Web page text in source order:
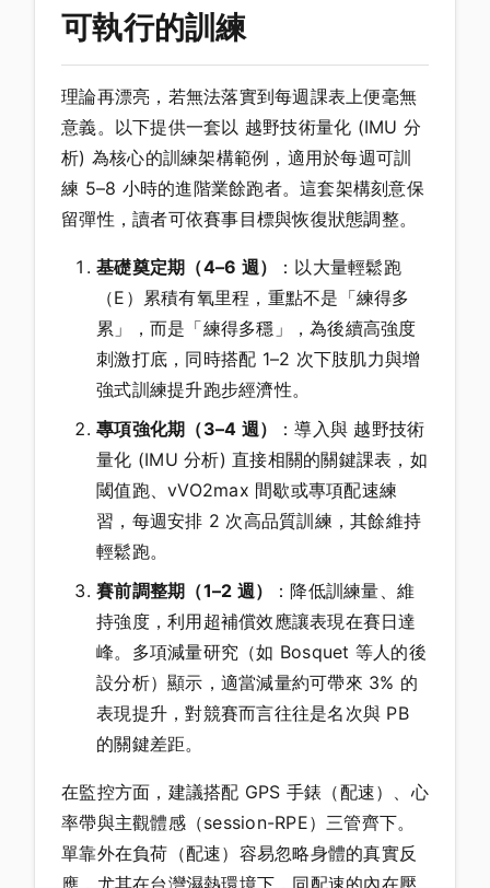
可執行的訓練
理論再漂亮，若無法落實到每週課表上便毫無
意義。以下提供一套以 越野技術量化 (IMU 分
析) 為核心的訓練架構範例，適用於每週可訓
練 5–8 小時的進階業餘跑者。這套架構刻意保
留彈性，讀者可依賽事目標與恢復狀態調整。
基礎奠定期（4–6 週）
：以大量輕鬆跑
（E）累積有氧里程，重點不是「練得多
累」，而是「練得多穩」，為後續高強度
刺激打底，同時搭配 1–2 次下肢肌力與增
強式訓練提升跑步經濟性。
專項強化期（3–4 週）
：導入與 越野技術
量化 (IMU 分析) 直接相關的關鍵課表，如
閾值跑、vVO2max 間歇或專項配速練
習，每週安排 2 次高品質訓練，其餘維持
輕鬆跑。
賽前調整期（1–2 週）
：降低訓練量、維
持強度，利用超補償效應讓表現在賽日達
峰。多項減量研究（如 Bosquet 等人的後
設分析）顯示，適當減量約可帶來 3% 的
表現提升，對競賽而言往往是名次與 PB
的關鍵差距。
在監控方面，建議搭配 GPS 手錶（配速）、心
率帶與主觀體感（session-RPE）三管齊下。
單靠外在負荷（配速）容易忽略身體的真實反
應，尤其在台灣濕熱環境下，同配速的內在壓